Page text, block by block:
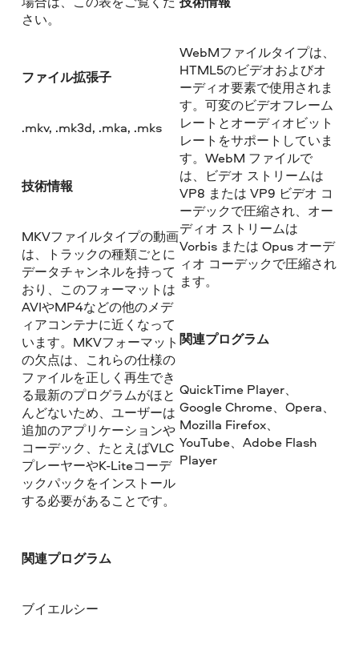
さい。
ファイル拡張子
.mkv, .mk3d, .mka, .mks
技術情報
MKVファイルタイプの動画
は、トラックの種類ごとに
データチャンネルを持って
おり、このフォーマットは
AVIやMP4などの他のメデ
ィアコンテナに近くなって
います。MKVフォーマット
の欠点は、これらの仕様の
ファイルを正しく再生でき
る最新のプログラムがほと
んどないため、ユーザーは
追加のアプリケーションや
コーデック、たとえばVLC
プレーヤーやK-Liteコーデ
ックパックをインストール
する必要があることです。
関連プログラム
ブイエルシー
WebMファイルタイプは、
HTML5のビデオおよびオ
ーディオ要素で使用されま
す。可変のビデオフレーム
レートとオーディオビット
レートをサポートしていま
す。WebM ファイルで
は、ビデオ ストリームは
VP8 または VP9 ビデオ コ
ーデックで圧縮され、オー
ディオ ストリームは
Vorbis または Opus オーデ
ィオ コーデックで圧縮され
ます。
関連プログラム
QuickTime Player、
Google Chrome、Opera、
Mozilla Firefox、
YouTube、Adobe Flash
Player